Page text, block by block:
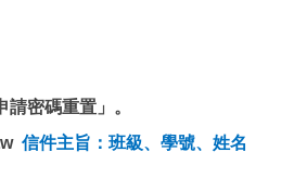
密碼重置」。
信件主旨：班級、學號、姓名